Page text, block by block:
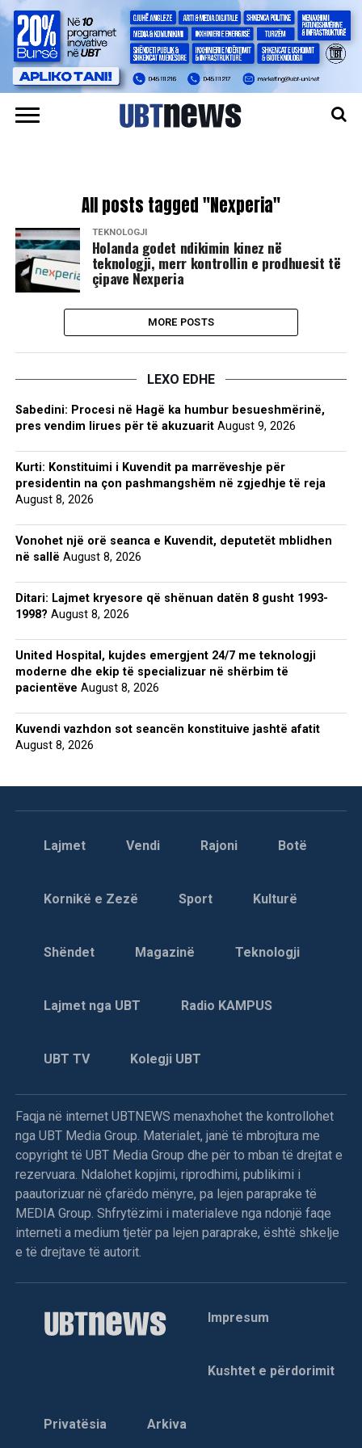
All posts tagged "Nexperia"
TEKNOLOGJI
Holanda godet ndikimin kinez në
teknologji, merr kontrollin e prodhuesit të
çipave Nexperia
MORE POSTS
LEXO EDHE
Sabedini: Procesi në Hagë ka humbur besueshmërinë,
pres vendim lirues për të akuzuarit August 9, 2026
Kurti: Konstituimi i Kuvendit pa marrëveshje për
presidentin na çon pashmangshëm në zgjedhje të reja
August 8, 2026
Vonohet një orë seanca e Kuvendit, deputetët mblidhen
në sallë August 8, 2026
Ditari: Lajmet kryesore që shënuan datën 8 gusht 1993-
1998? August 8, 2026
United Hospital, kujdes emergjent 24/7 me teknologji
moderne dhe ekip të specializuar në shërbim të
pacientëve August 8, 2026
Kuvendi vazhdon sot seancën konstituive jashtë afatit
August 8, 2026
Lajmet Vendi Rajoni Botë
Kornikë e Zezë Sport Kulturë
Shëndet Magazinë Teknologji
Lajmet nga UBT Radio KAMPUS
UBT TV Kolegji UBT
Faqja në internet UBTNEWS menaxhohet the kontrollohet
nga UBT Media Group. Materialet, janë të mbrojtura me
copyright të UBT Media Group dhe për to mban të drejtat e
rezervuara. Ndalohet kopjimi, riprodhimi, publikimi i
paautorizuar në çfarëdo mënyre, pa lejen paraprake të
MEDIA Group. Shfrytëzimi i materialeve nga ndonjë faqe
interneti a medium tjetër pa lejen paraprake, është shkelje
e të drejtave të autorit.
Impresum
Kushtet e përdorimit
Privatësia Arkiva